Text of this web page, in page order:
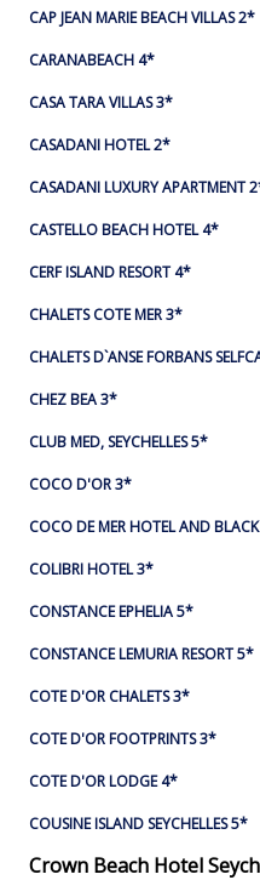
CAP JEAN MARIE BEACH VILLAS 2*
CARANABEACH 4*
CASA TARA VILLAS 3*
CASADANI HOTEL 2*
CASADANI LUXURY APARTMENT
CASTELLO BEACH HOTEL 4*
CERF ISLAND RESORT 4*
CHALETS COTE MER 3*
CHALETS D`ANSE FORBANS
CHEZ BEA 3*
CLUB MED, SEYCHELLES 5*
COCO D'OR 3*
COCO DE MER HOTEL AND
COLIBRI HOTEL 3*
CONSTANCE EPHELIA 5*
CONSTANCE LEMURIA RESORT 5*
COTE D'OR CHALETS 3*
COTE D'OR FOOTPRINTS 3*
COTE D'OR LODGE 4*
COUSINE ISLAND SEYCHELLES 5*
Crown Beach Hotel